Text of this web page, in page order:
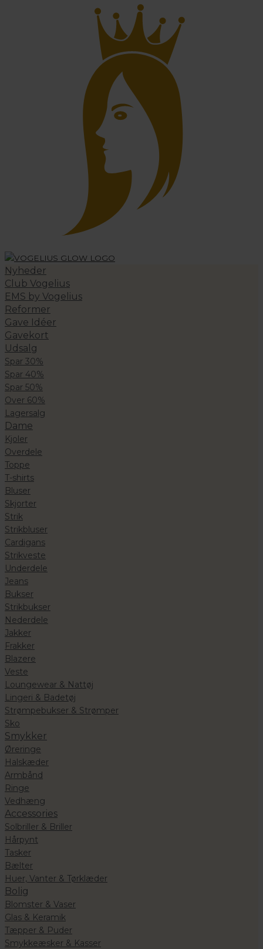
Nyheder
Club Vogelius
EMS by Vogelius
Reformer
Gave Idéer
Gavekort
Udsalg
Spar 30%
Spar 40%
Spar 50%
Over 60%
Lagersalg
Dame
Kjoler
Overdele
Toppe
T-shirts
Bluser
Skjorter
Strik
Strikbluser
Cardigans
Strikveste
Underdele
Jeans
Bukser
Strikbukser
Nederdele
Jakker
Frakker
Blazere
Veste
Loungewear & Nattøj
Lingeri & Badetøj
Strømpebukser & Strømper
Sko
Smykker
Øreringe
Halskæder
Armbånd
Ringe
Vedhæng
Accessories
Solbriller & Briller
Hårpynt
Tasker
Bælter
Huer, Vanter & Tørklæder
Bolig
Blomster & Vaser
Glas & Keramik
Tæpper & Puder
Smykkeæsker & Kasser